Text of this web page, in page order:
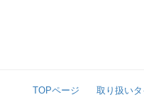
TOPページ 取り扱い